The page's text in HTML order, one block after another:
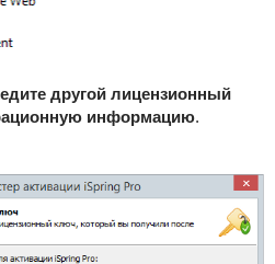
другой лицензионный
информацию.